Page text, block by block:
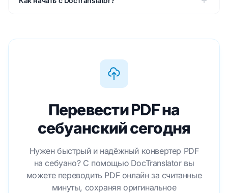
Перевести PDF на
себуанский сегодня
Нужен быстрый и надёжный конвертер PDF
на себуано? С помощью DocTranslator вы
можете переводить PDF онлайн за считанные
минуты, сохраняя оригинальное